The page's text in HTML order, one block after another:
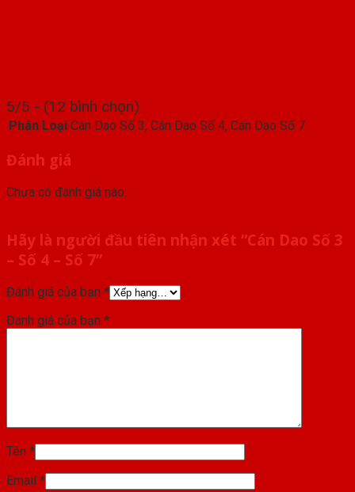
5/5 - (12 bình chọn)
Phân Loại Cán Dao Số 3, Cán Dao Số 4, Cán Dao Số 7
Đánh giá
Chưa có đánh giá nào.
Hãy là người đầu tiên nhận xét “Cán Dao Số 3
– Số 4 – Số 7”
Đánh giá của bạn *
Đánh giá của bạn *
Tên *
Email *